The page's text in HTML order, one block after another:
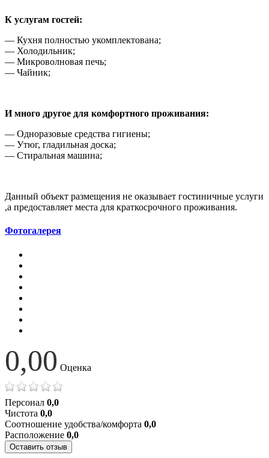
К услугам гостей:
— Кухня полностью укомплектована;
— Холодильник;
— Микроволновая печь;
— Чайник;
И много другое для комфортного проживания:
— Одноразовые средства гигиены;
— Утюг, гладильная доска;
— Стиральная машина;
Данный объект размещения не оказывает гостиничные услуги
,а предоставляет места для краткосрочного проживания.
Фотогалерея
0,00 Оценка
Персонал 0,0
Чистота 0,0
Соотношение удобства/комфорта 0,0
Расположение 0,0
Оставить отзыв